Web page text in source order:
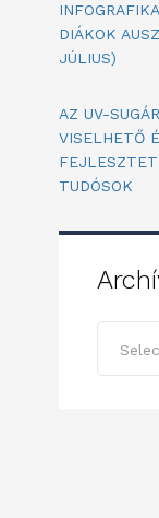
DIÁKOK
JÚLIUS)
AZ UV-
VISELHETŐ
TUDÓSOK